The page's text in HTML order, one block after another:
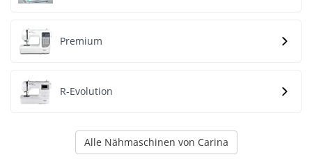
Premium
R-Evolution
Alle Nähmaschinen von Carina